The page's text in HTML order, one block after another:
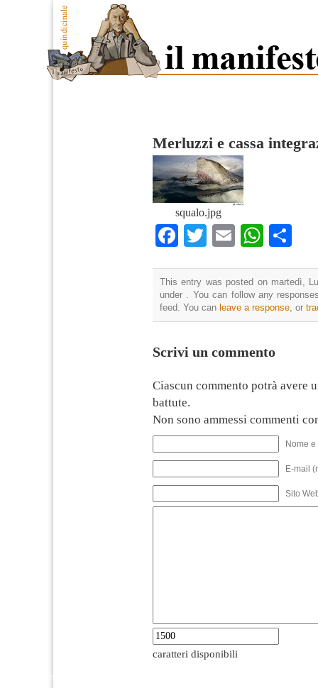
Merluzzi e cassa
squalo.jpg
Facebook
TwitterEmail
This entry was posted on martedì,
under . You can follow any
feed. You can leave a response , or
Scrivi un commento
Ciascun commento potrà avere
battute.
Non sono ammessi commenti
Nome
E-mail
Sito
caratteri disponibili